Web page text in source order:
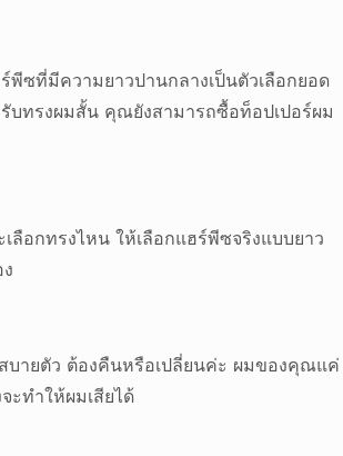
ซที่มีความยาวปานกลางเป็นตัวเลือกยอด
บทรงผมสั้น คุณยังสามารถซื้อท็อปเปอร์ผม
อกทรงไหน ให้เลือกแฮร์พีซจริงแบบยาว
ายตัว ต้องคืนหรือเปลี่ยนค่ะ ผมของคุณแค่
ทำให้ผมเสียได้